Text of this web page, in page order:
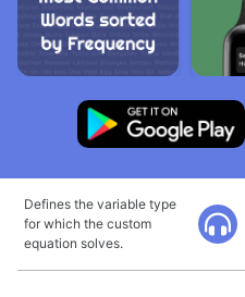
Defines the variable type
for which the custom
equation solves.